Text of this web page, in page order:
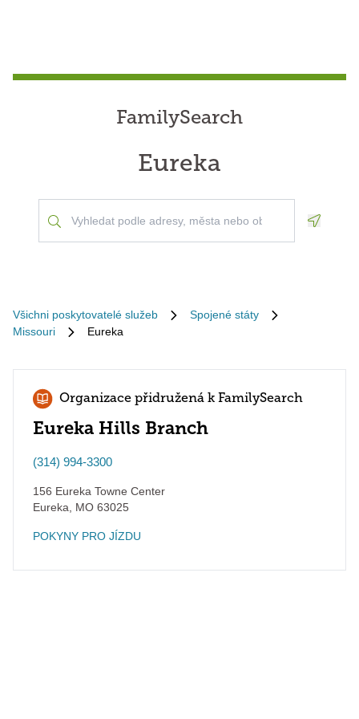
FamilySearch
Eureka
Všichni poskytovatelé služeb
Spojené státy
Missouri
Eureka
Organizace přidružená k FamilySearch
Eureka Hills Branch
(314) 994-3300
156 Eureka Towne Center
Eureka
MO 63025
POKYNY PRO JÍZDU